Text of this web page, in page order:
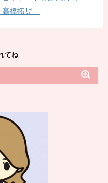
高橋拓児
てね